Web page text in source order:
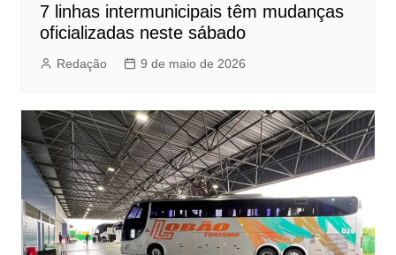
7 linhas intermunicipais têm mudanças
oficializadas neste sábado
Redação 9 de maio de 2026